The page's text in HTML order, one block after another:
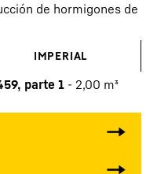
de hormigones de
IMPERIAL
parte 1 - 2,00 m³